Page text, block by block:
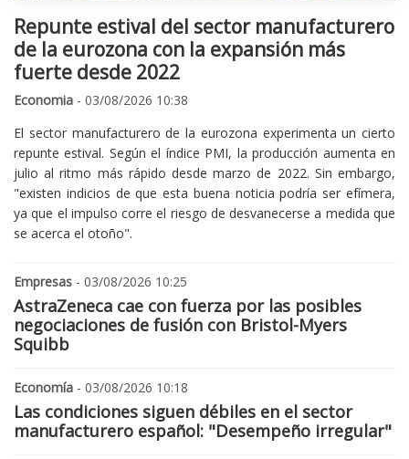
Repunte estival del sector manufacturero
de la eurozona con la expansión más
fuerte desde 2022
Economia - 03/08/2026 10:38
El sector manufacturero de la eurozona experimenta un cierto
repunte estival. Según el índice PMI, la producción aumenta en
julio al ritmo más rápido desde marzo de 2022. Sin embargo,
"existen indicios de que esta buena noticia podría ser efímera,
ya que el impulso corre el riesgo de desvanecerse a medida que
se acerca el otoño".
Empresas - 03/08/2026 10:25
AstraZeneca cae con fuerza por las posibles
negociaciones de fusión con Bristol-Myers
Squibb
Economía - 03/08/2026 10:18
Las condiciones siguen débiles en el sector
manufacturero español: "Desempeño irregular"